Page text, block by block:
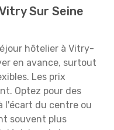
Sur Seine
hôtelier à Vitry-
en avance, surtout
Les prix
Optez pour des
l'écart du centre ou
souvent plus